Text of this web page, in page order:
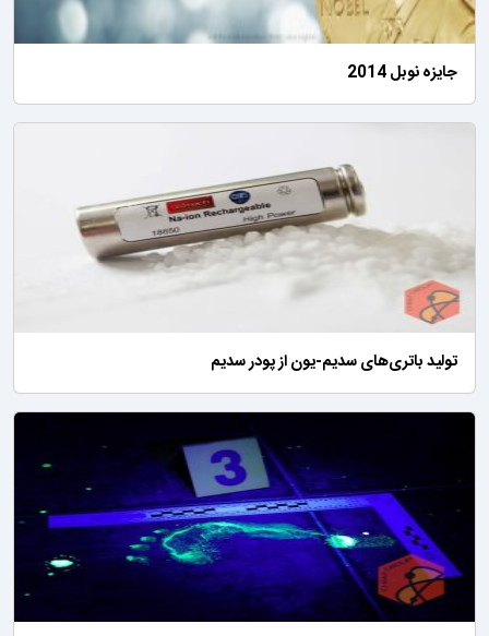
جایزه نوبل 2014
تولید باتری‌های سدیم-یون از پودر سدیم